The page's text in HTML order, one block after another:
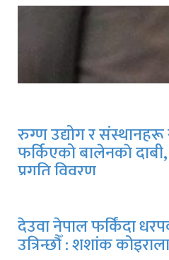
रुग्ण उद्योग र संस्थानहरू
फर्किएको बालेनकाे
प्रगति विवरण
देउवा नेपाल फर्किंदा
उत्रिन्छौँ : शशांक कोइराला